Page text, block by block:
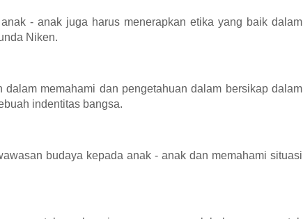
- anak juga harus menerapkan etika yang baik dalam
Niken.
dalam memahami dan pengetahuan dalam bersikap dalam
indentitas bangsa.
budaya kepada anak - anak dan memahami situasi